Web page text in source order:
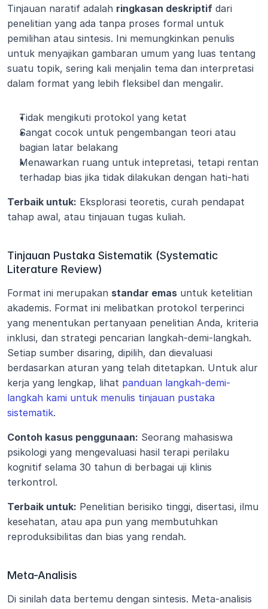
Tinjauan naratif adalah ringkasan deskriptif dari
penelitian yang ada tanpa proses formal untuk
pemilihan atau sintesis. Ini memungkinkan penulis
untuk menyajikan gambaran umum yang luas tentang
suatu topik, sering kali menjalin tema dan interpretasi
dalam format yang lebih fleksibel dan mengalir.
Tidak mengikuti protokol yang ketat
Sangat cocok untuk pengembangan teori atau
bagian latar belakang
Menawarkan ruang untuk intepretasi, tetapi rentan
terhadap bias jika tidak dilakukan dengan hati-hati
Terbaik untuk: Eksplorasi teoretis, curah pendapat
tahap awal, atau tinjauan tugas kuliah.
Tinjauan Pustaka Sistematik (Systematic
Literature Review)
Format ini merupakan standar emas untuk ketelitian
akademis. Format ini melibatkan protokol terperinci
yang menentukan pertanyaan penelitian Anda, kriteria
inklusi, dan strategi pencarian langkah-demi-langkah.
Setiap sumber disaring, dipilih, dan dievaluasi
berdasarkan aturan yang telah ditetapkan. Untuk alur
kerja yang lengkap, lihat panduan langkah-demi-
langkah kami untuk menulis tinjauan pustaka
sistematik.
Contoh kasus penggunaan: Seorang mahasiswa
psikologi yang mengevaluasi hasil terapi perilaku
kognitif selama 30 tahun di berbagai uji klinis
terkontrol.
Terbaik untuk: Penelitian berisiko tinggi, disertasi, ilmu
kesehatan, atau apa pun yang membutuhkan
reproduksibilitas dan bias yang rendah.
Meta-Analisis
Di sinilah data bertemu dengan sintesis. Meta-analisis